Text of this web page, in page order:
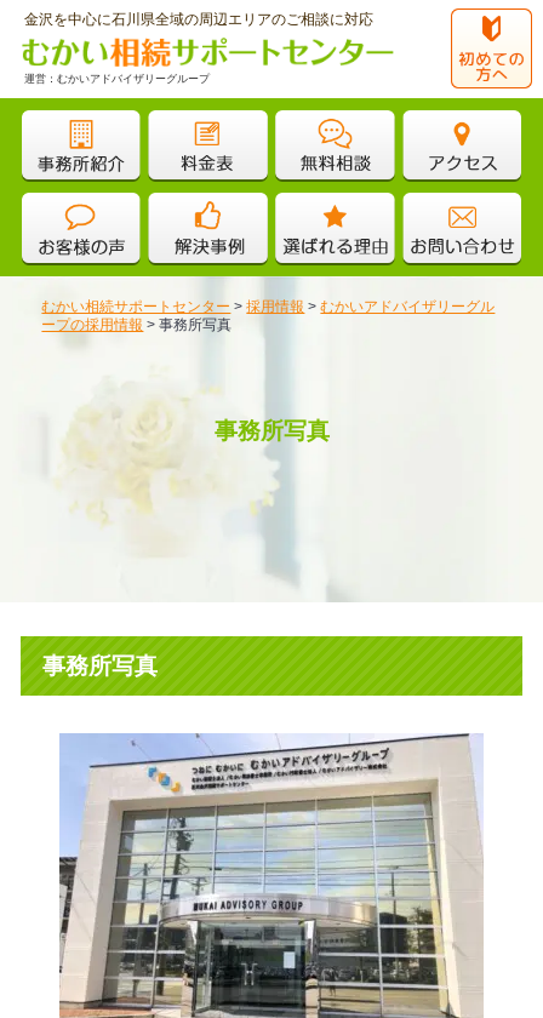
金沢を中心に石川県全域の周辺エリアのご相談に対応
運営：むかいアドバイザリーグループ
むかい相続サポートセンター >採用情報 >むかいアドバイザリーグル
ープの採用情報 >事務所写真
事務所写真
事務所写真